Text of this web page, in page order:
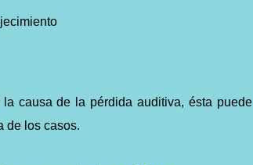
causa de la pérdida auditiva, ésta puede
de los casos.